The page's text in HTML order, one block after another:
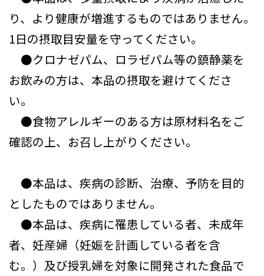
り、より健康が増進するものではありません。
1日の摂取目安量を守ってください。
●クロナゼパム、ロラゼパム等の鎮静薬を
お飲みの方は、本品の摂取を避けてくださ
い。
●食物アレルギーのある方は原材料名をご
確認の上、お召し上がりください。
●本品は、疾病の診断、治療、予防を目的
としたものではありません。
●本品は、疾病に罹患している者、未成年
者、妊産婦（妊娠を計画している者を含
む。）及び授乳婦を対象に開発された食品で